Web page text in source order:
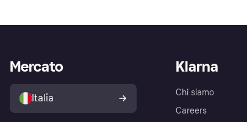
Klarna
Chi siamo
Careers
Mercato
Italia